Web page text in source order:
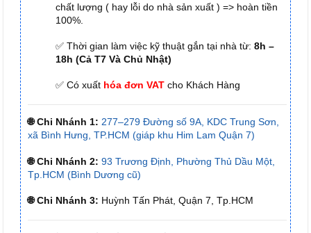
chất lượng ( hay lỗi do nhà sản xuất ) => hoàn tiền
100%.
✅ Thời gian làm việc kỹ thuật gắn tại nhà từ: 8h –
18h (Cả T7 Và Chủ Nhật)
✅ Có xuất hóa đơn VAT cho Khách Hàng
🌐 Chi Nhánh 1: 277–279 Đường số 9A, KDC Trung Sơn,
xã Bình Hưng, TP.HCM (giáp khu Him Lam Quận 7)
🌐 Chi Nhánh 2: 93 Trương Định, Phường Thủ Dầu Một,
Tp.HCM (Bình Dương cũ)
🌐 Chi Nhánh 3: Huỳnh Tấn Phát, Quận 7, Tp.HCM